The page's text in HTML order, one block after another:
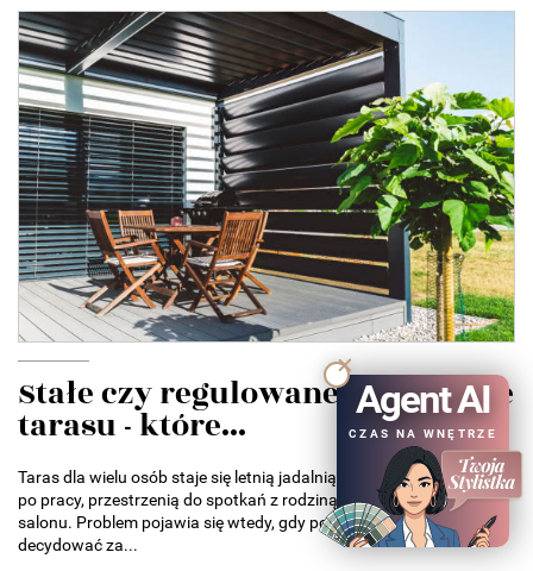
Stałe czy regulowane zadaszenie
tarasu - które...
Taras dla wielu osób staje się letnią jadalnią, miejscem odpoczynku
po pracy, przestrzenią do spotkań z rodziną albo przedłużeniem
salonu. Problem pojawia się wtedy, gdy pogoda zaczyna
decydować za...
Agent AI
CZAS NA WNĘTRZE